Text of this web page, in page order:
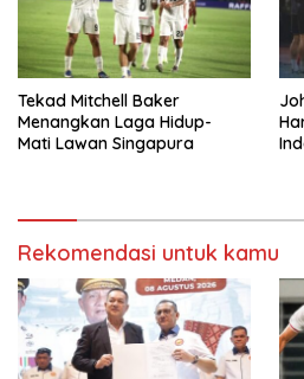
Tekad Mitchell Baker
Menangkan Laga Hidup-
Mati Lawan Singapura
Rekomendasi untuk kamu